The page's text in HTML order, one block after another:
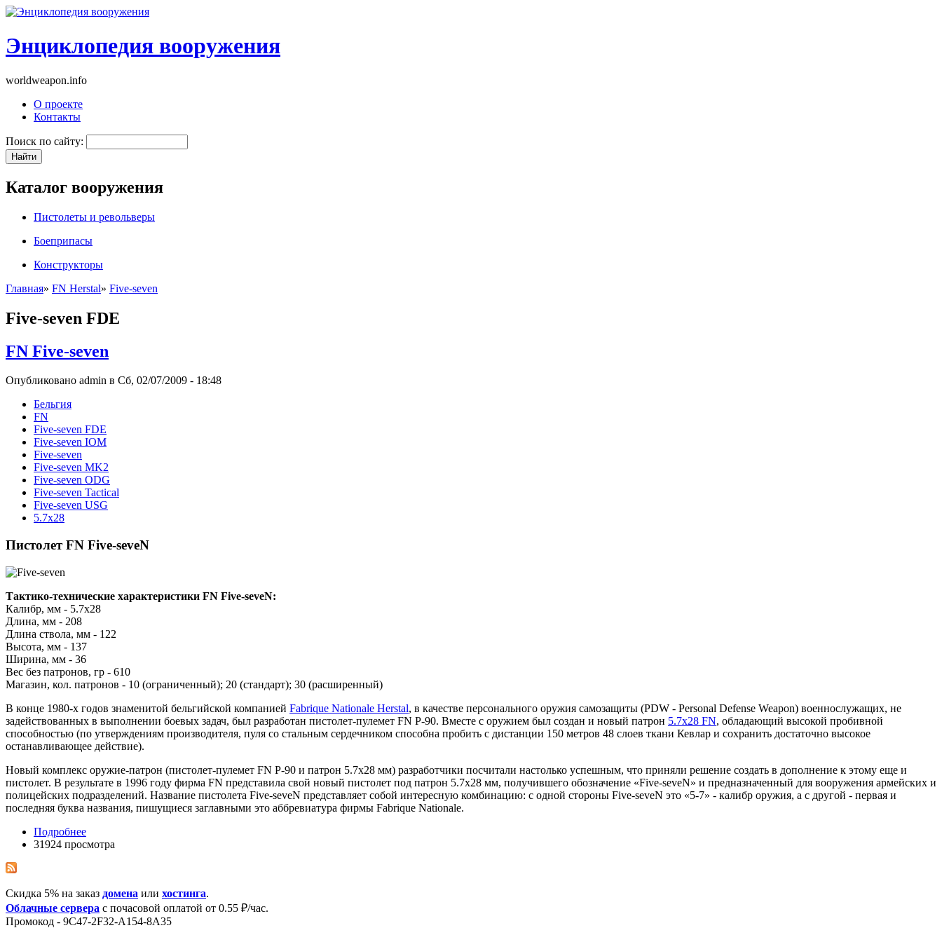
Энциклопедия вооружения
worldweapon.info
О проекте
Контакты
Поиск по сайту:
Каталог вооружения
Пистолеты и револьверы
Боеприпасы
Конструкторы
Главная» FN Herstal» Five-seven
Five-seven FDE
FN Five-seven
Опубликовано admin в Сб, 02/07/2009 - 18:48
Бельгия
FN
Five-seven FDE
Five-seven IOM
Five-seven
Five-seven MK2
Five-seven ODG
Five-seven Tactical
Five-seven USG
5.7х28
Пистолет FN Five-seveN
Тактико-технические характеристики FN Five-seveN:
Калибр, мм - 5.7х28
Длина, мм - 208
Длина ствола, мм - 122
Высота, мм - 137
Ширина, мм - 36
Вес без патронов, гр - 610
Магазин, кол. патронов - 10 (ограниченный); 20 (стандарт); 30 (расширенный)
В конце 1980-х годов знаменитой бельгийской компанией Fabrique Nationale Herstal, в качестве персонального оружия самозащиты (PDW - Personal Defense Weapon) военнослужащих, не
задействованных в выполнении боевых задач, был разработан пистолет-пулемет FN P-90. Вместе с оружием был создан и новый патрон 5.7х28 FN, обладающий высокой пробивной
способностью (по утверждениям производителя, пуля со стальным сердечником способна пробить с дистанции 150 метров 48 слоев ткани Кевлар и сохранить достаточно высокое
останавливающее действие).
Новый комплекс оружие-патрон (пистолет-пулемет FN P-90 и патрон 5.7х28 мм) разработчики посчитали настолько успешным, что приняли решение создать в дополнение к этому еще и
пистолет. В результате в 1996 году фирма FN представила свой новый пистолет под патрон 5.7х28 мм, получившего обозначение «Five-seveN» и предназначенный для вооружения армейских и
полицейских подразделений. Название пистолета Five-seveN представляет собой интересную комбинацию: с одной стороны Five-seveN это «5-7» - калибр оружия, а с другой - первая и
последняя буква названия, пишущиеся заглавными это аббревиатура фирмы Fabrique Nationale.
Подробнее
31924 просмотра
Скидка 5% на заказ домена или хостинга.
Облачные сервера с почасовой оплатой от 0.55 ₽/час.
Промокод - 9C47-2F32-A154-8A35